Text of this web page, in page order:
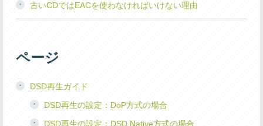
古いCDではEACを使わなければいけない理由
ページ
DSD再生ガイド
DSD再生の設定：DoP方式の場合
DSD再生の設定：DSD Native方式の場合